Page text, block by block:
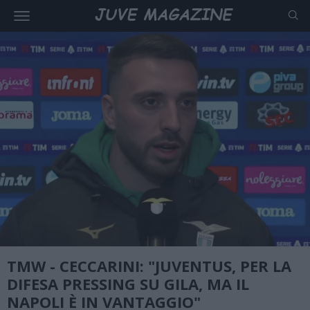
TMW - CECCARINI: "JUVENTUS, PER LA
DIFESA PRESSING SU GILA, MA IL
NAPOLI È IN VANTAGGIO"